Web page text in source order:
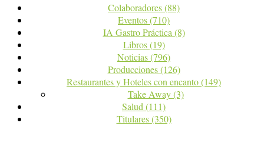
Colaboradores(88)
Eventos(710)
IA Gastro Práctica (8)
Libros(19)
Noticias(796)
Producciones(126)
Restaurantes y Hoteles con encanto(149)
Take Away(3)
Salud (111)
Titulares(350)